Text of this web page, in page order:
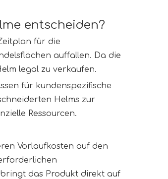
entscheiden?
für die
auffallen. Da die
legal zu verkaufen.
für kundenspezifische
Helms zur
Ressourcen.
Vorlaufkosten auf den
das Produkt direkt auf